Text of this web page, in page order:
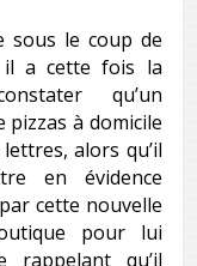
sous le coup de
il a cette fois la
qu’un
à domicile
alors qu’il
en évidence
cette nouvelle
pour lui
rappelant qu’il